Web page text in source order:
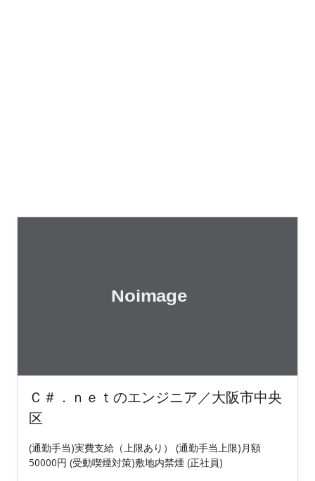
Ｃ＃．ｎｅｔのエンジニア／大阪市中央
区
(通勤手当)実費支給（上限あり） (通勤手当上限)月額
50000円 (受動喫煙対策)敷地内禁煙 (正社員)